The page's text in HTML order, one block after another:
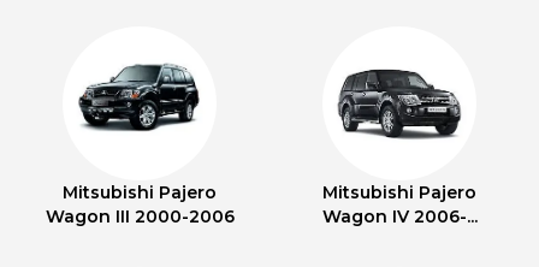
Mitsubishi Pajero
Wagon III 2000-2006
Mitsubishi Pajero
Wagon IV 2006-...